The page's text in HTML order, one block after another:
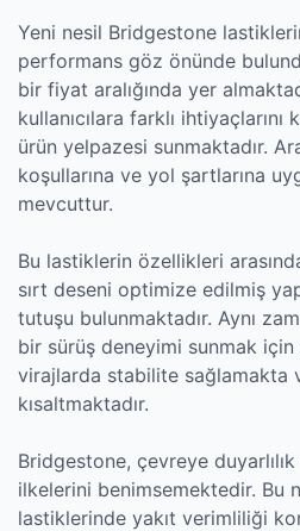
Yeni nesil Bridgestone
performans göz önünde
bir fiyat aralığında yer
kullanıcılara farklı
ürün yelpazesi sunmaktadır.
koşullarına ve yol şartlarına
mevcuttur.
Bu lastiklerin özellikleri
sırt deseni optimize edilmiş
tutuşu bulunmaktadır. Aynı
bir sürüş deneyimi sunmak
virajlarda stabilite sağlamakta
kısaltmaktadır.
Bridgestone, çevreye
ilkelerini benimsemektedir. Bu
lastiklerinde yakıt verimliliği